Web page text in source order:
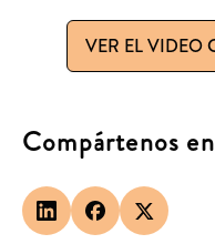
VER EL VIDEO
Compártenos